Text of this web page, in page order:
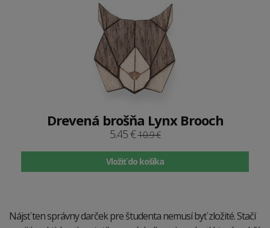
Drevená brošňa Lynx Brooch
5.45 €10.9 €
Vložiť do košíka
Nájsť ten správny darček pre študenta nemusí byť zložité. Stačí